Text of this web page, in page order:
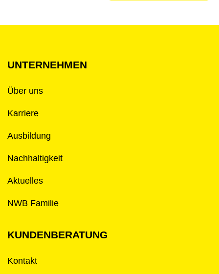
UNTERNEHMEN
Über uns
Karriere
Ausbildung
Nachhaltigkeit
Aktuelles
NWB Familie
KUNDENBERATUNG
Kontakt